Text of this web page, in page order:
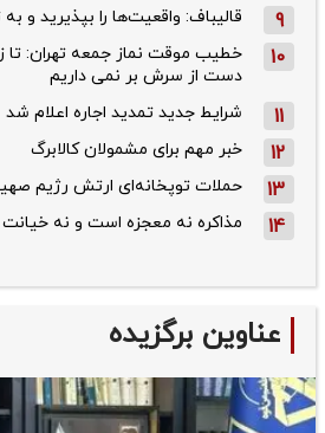
9 قالیباف: واقعیت‌ها را بپذیرید و
10
خطیب موقت نماز جمعه تهران: تا
دست از سرش بر نمی داریم
11 شرایط جدید تمدید اجاره اعلام شد
12 خبر مهم برای مشمولان کالابرگ
13 حملات توپخانه‌ای ارتش رژیم
14 مذاکره نه معجزه است و نه خیانت
عناوین برگزیده